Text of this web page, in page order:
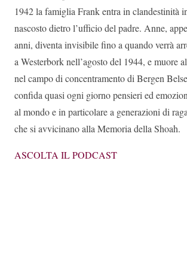
1942 la famiglia Frank entra in clandestinità
nascosto dietro l’ufficio del padre. Anne,
anni, diventa invisibile fino a quando verrà
a Westerbork nell’agosto del 1944, e muore
nel campo di concentramento di Bergen
confida quasi ogni giorno pensieri ed
al mondo e in particolare a generazioni di
che si avvicinano alla Memoria dellaShoah.
ASCOLTA IL PODCAST